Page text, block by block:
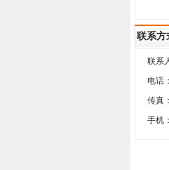
联系方
联系
电话：
传真：
手机：